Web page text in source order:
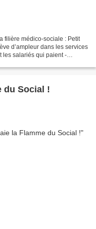
filière médico-sociale : Petit
d’ampleur dans les services
les salariés qui paient -
du Social !